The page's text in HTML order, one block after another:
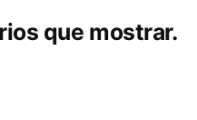
que mostrar.